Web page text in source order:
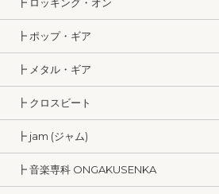
┣ ポップ・ギア
┣ メタル・ギア
┣ クロスビート
┣ jam (ジャム)
┣ 音楽専科 ONGAKUSENKA